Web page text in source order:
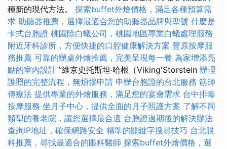
種新的現代方法。 探索buffet外燴價格，滿足各種預算需
求 助聽器推薦，選擇最適合您的助聽器品牌與型號 什麼是
卡式台胞證 桃園除白蟻公司，桃園地區專業白蟻處理服務
附近牙科診所，方便快捷的口腔健康解決方案 豐原按摩服
務推薦 可靠的辦桌外燴推薦，完美呈現每一餐 為家增添亮
點的室內設計 ”維京史托斯坦·哈根（Viking'Storstein 辦理
護照的完整流程，無煩惱申請 申辦台胞證的台北服務 筋師
傅療法 提供專業的外燴服務，滿足您的宴會需求 台中排毒
按摩服務 坐月子中心，提供全面的月子照護方案 了解不同
類型的養老院，讓您選擇最合適 台胞證過期後的解決辦法
查詢IP地址，確保網路安全 精準的關鍵字搜尋技巧 台北眼
科推薦，尋找最適合的眼科醫師 探索buffet外燴價格，選